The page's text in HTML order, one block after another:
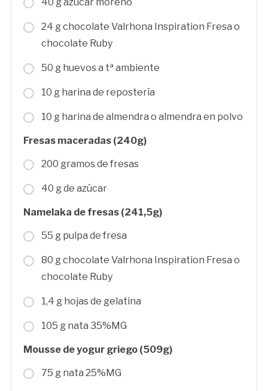
24 g chocolate Valrhona Inspiration Fresa o
chocolate Ruby
50 g huevos a tª ambiente
10 g harina de repostería
10 g harina de almendra o almendra en polvo
Fresas maceradas (240g)
200 gramos de fresas
40 g de azúcar
Namelaka de fresas (241,5g)
55 g pulpa de fresa
80 g chocolate Valrhona Inspiration Fresa o
chocolate Ruby
1,4 g hojas de gelatina
105 g nata 35%MG
Mousse de yogur griego (509g)
75 g nata 25%MG